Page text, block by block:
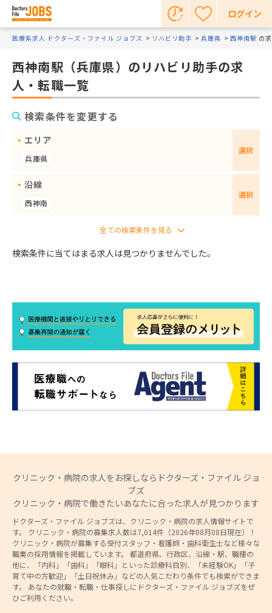
ログイン
医療系求人 ドクターズ・ファイル ジョブズ リハビリ助手 兵庫県 西神南駅 の
西神南駅（兵庫県）のリハビリ助手の求
人・転職一覧
検索条件を変更する
エリア
兵庫県
選択
沿線
西神南
選択
検索条件に当てはまる求人は見つかりませんでした。
クリニック・病院の求人をお探しならドクターズ・ファイル ジョ
ブズ
クリニック・病院で働きたいあなたに合った求人が見つかります
ドクターズ・ファイル ジョブズは、クリニック・病院の求人情報サイトで
す。 クリニック・病院の募集求人数は7,014件（2026年08月08日現在）！
クリニック・病院が募集する受付スタッフ・看護師・歯科衛生士など様々な
職業の採用情報を掲載しています。 都道府県、行政区、沿線・駅、職種の
他に、「内科」「歯科」「眼科」といった診療科目別、「未経験OK」「子
育て中の方歓迎」「土日祝休み」などの人気こだわり条件でも検索ができま
す。 あなたの就職・転職・仕事探しにドクターズ・ファイル ジョブズをぜ
ひご利用ください。